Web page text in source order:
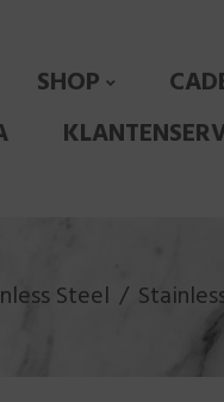
SHOP
Steel